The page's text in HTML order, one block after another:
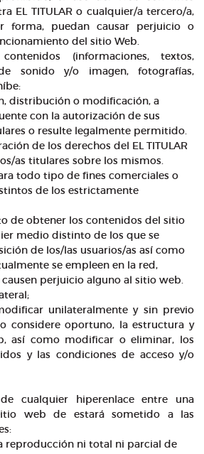
EL TITULAR o cualquier/a tercero/a,
forma, puedan causar perjuicio o
del sitio Web.
(informaciones, textos,
sonido y/o imagen, fotografías,
distribución o modificación, a
con la autorización de sus
o resulte legalmente permitido.
de los derechos del EL TITULAR
as titulares sobre los mismos.
todo tipo de fines comerciales o
de los estrictamente
de obtener los contenidos del sitio
medio distinto de los que se
de los/las usuarios/as así como
se empleen en la red,
perjuicio alguno al sitio web.
unilateralmente y sin previo
considere oportuno, la estructura y
así como modificar o eliminar, los
y las condiciones de acceso y/o
cualquier hiperenlace entre una
web de estará sometido a las
reproducción ni total ni parcial de